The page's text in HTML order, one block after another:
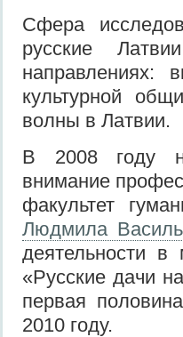
Сфера
русские
направлениях:
культурной
волны в Латвии.
В 2008 году
внимание
факультет
Людмила
деятельности в
«Русские дачи
первая
2010 году.